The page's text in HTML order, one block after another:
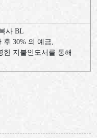
사 BL
후 30% 의 예금,
한 지불인도서를 통해